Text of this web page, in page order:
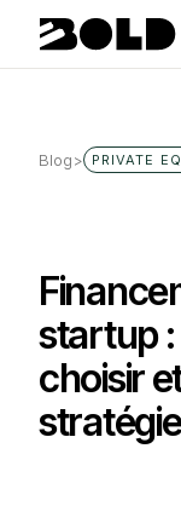
Blog> PRIVATE
startup
choisir